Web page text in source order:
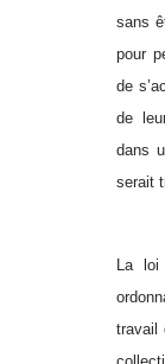
sans
pour
de
de
dans
serait
La loi
travail